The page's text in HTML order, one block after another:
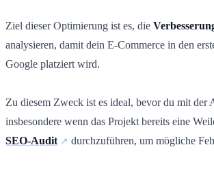
Ziel dieser Optimierung ist es, die
analysieren, damit dein E-Commerce in den
Google platziert wird.
Zu diesem Zweck ist es ideal, bevor du mit der
insbesondere wenn das Projekt bereits eine
SEO-Audit
durchzuführen, um mögliche